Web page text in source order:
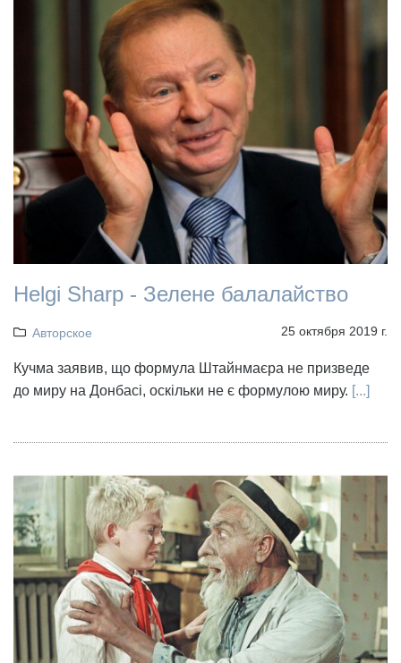
Helgi Sharp - Зелене балалайство
Авторское 25 октября 2019 г.
Кучма заявив, що формула Штайнмаєра не призведе
до миру на Донбасі, оскільки не є формулою миру. [...]